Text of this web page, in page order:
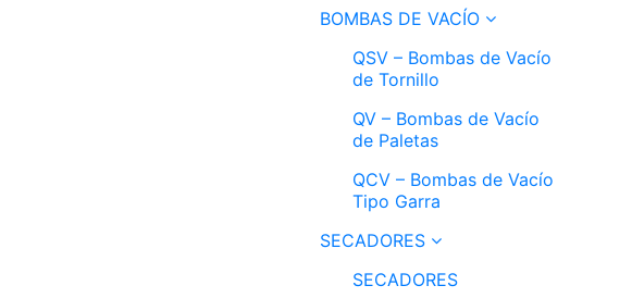
BOMBAS DE VACÍO
QSV – Bombas de Vacío
de Tornillo
QV – Bombas de Vacío
de Paletas
QCV – Bombas de Vacío
Tipo Garra
SECADORES
SECADORES